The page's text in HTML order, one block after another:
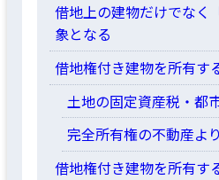
借地上の建物だけでなく
象となる
借地権付き建物を所有す
土地の固定資産税・都
完全所有権の不動産よ
借地権付き建物を所有す